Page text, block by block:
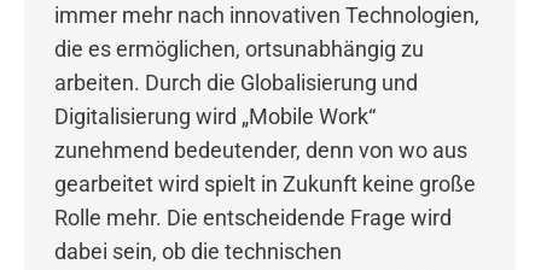
immer mehr nach innovativen Technologien,
die es ermöglichen, ortsunabhängig zu
arbeiten. Durch die Globalisierung und
Digitalisierung wird „Mobile Work“
zunehmend bedeutender, denn von wo aus
gearbeitet wird spielt in Zukunft keine große
Rolle mehr. Die entscheidende Frage wird
dabei sein, ob die technischen